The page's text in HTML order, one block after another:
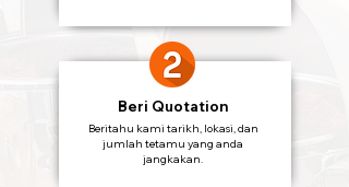
Beri Quotation
Beritahu kami tarikh, lokasi, dan
jumlah tetamu yang anda
jangkakan.